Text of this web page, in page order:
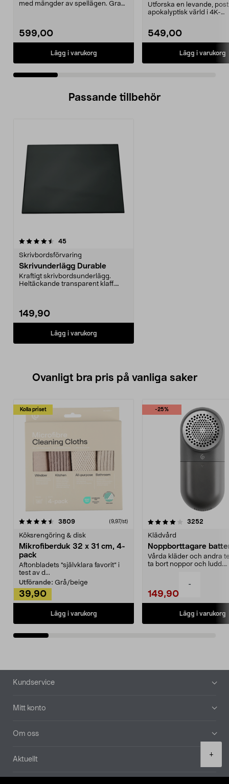
-
+
med mängder av spellägen. Gran
599,00
Lägg i varukorg
Utforska en levande,
apokalyptisk värld i 4K-
549,00
Lägg i varukorg
Passande tillbehör
45recensioner
Skrivbordsförvaring
Skrivunderlägg Durable
Kraftigt skrivbordsunderlägg.
Heltäckande transparent klaff.
149,90
Lägg i varukorg
Ovanligt bra pris på vanliga saker
Kolla priset
3809recensioner (9,97/st)
Köksrengöring & disk
Mikrofiberduk 32 x 31 cm, 4-
pack
Aftonbladets "självklara favorit” i
test av d...
Utförande: Grå/beige
39,90
Lägg i varukorg
-25%
4.0av 5 stjärnor 3252
Klädvård
Noppborttagare
Vårda kläder och andra
ta bort noppor och ludd.
149,90
Lägg i varukorg
4.5av 5 stjärnor
Sidfot
Kundservice
Mitt konto
Om oss
Aktuellt